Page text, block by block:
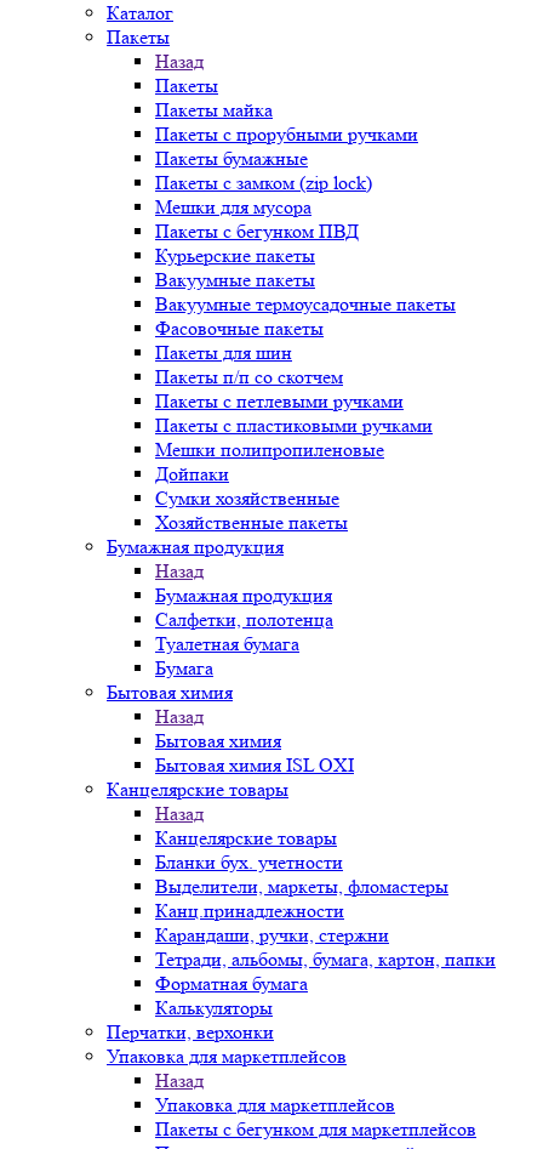
Каталог
Пакеты
Назад
Пакеты
Пакеты майка
Пакеты с прорубными ручками
Пакеты бумажные
Пакеты с замком (zip lock)
Мешки для мусора
Пакеты с бегунком ПВД
Курьерские пакеты
Вакуумные пакеты
Вакуумные термоусадочные пакеты
Фасовочные пакеты
Пакеты для шин
Пакеты п/п со скотчем
Пакеты с петлевыми ручками
Пакеты с пластиковыми ручками
Мешки полипропиленовые
Дойпаки
Сумки хозяйственные
Хозяйственные пакеты
Бумажная продукция
Назад
Бумажная продукция
Салфетки, полотенца
Туалетная бумага
Бумага
Бытовая химия
Назад
Бытовая химия
Бытовая химия ISL OXI
Канцелярские товары
Назад
Канцелярские товары
Бланки бух. учетности
Выделители, маркеты, фломастеры
Канц.принадлежности
Карандаши, ручки, стержни
Тетради, альбомы, бумага, картон, папки
Форматная бумага
Калькуляторы
Перчатки, верхонки
Упаковка для маркетплейсов
Назад
Упаковка для маркетплейсов
Пакеты с бегунком для маркетплейсов